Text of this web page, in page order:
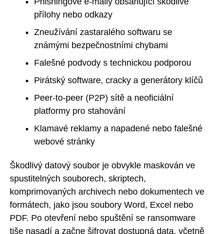
přílohy nebo odkazy
Zneužívání zastaralého softwaru se
známými bezpečnostními chybami
Falešné podvody s technickou podporou
Pirátský software, cracky a generátory klíčů
Peer-to-peer (P2P) sítě a neoficiální
platformy pro stahování
Klamavé reklamy a napadené nebo falešné
webové stránky
Škodlivý datový soubor je obvykle maskován ve
spustitelných souborech, skriptech,
komprimovaných archivech nebo dokumentech ve
formátech, jako jsou soubory Word, Excel nebo
PDF. Po otevření nebo spuštění se ransomware
tiše nasadí a začne šifrovat dostupná data, včetně